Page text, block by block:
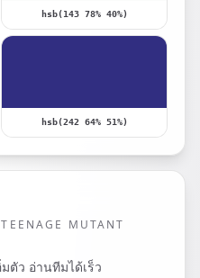
hsb(143 78% 40%)
hsb(242 64% 51%)
MUTANT
ตัว อ่านทีมได้เร็ว